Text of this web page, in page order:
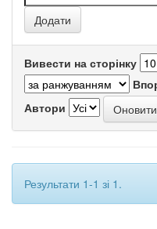
Вивести на сторінку
Автори
Результати 1-1 зі 1.